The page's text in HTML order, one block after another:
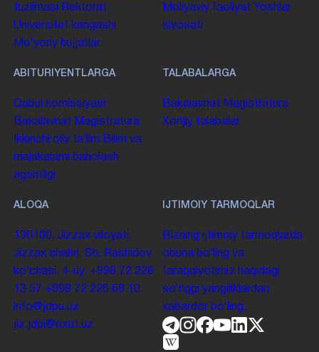
tuzilmasi
Rektorat
Universitet kengashi
Me'yoriy hujjatlar
Moliyaviy faoliyat Yoshlar
siyosati
ABITURIYENTLARGA
Qabul komissiyasi
Bakalavriat Magistratura
Ikkinchi oliy taʼlim Bilim va
malakalarni baholash
agentligi
TALABALARGA
Bakalavriat Magistratura
Xorijiy talabalar
ALOQA
130100. Jizzax viloyati,
Jizzax shahri, Sh. Rashidov
koʻchasi, 4-uy. +998 72 226
13 57 +998 72 226 68 10
info@jdpu.uz
jiz.jdpi@exat.uz
IJTIMOIY TARMOQLAR
Bizning ijtimoiy tarmoqlarda
obuna boʻling va
taraqqiyotimiz haqidagi
soʻnggi yangiliklardan
xabardor boʻling.